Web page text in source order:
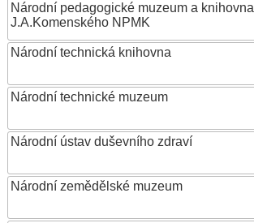
Národní pedagogické muzeum a knihovna
J.A.Komenského NPMK
Národní technická knihovna
Národní technické muzeum
Národní ústav duševního zdraví
Národní zemědělské muzeum